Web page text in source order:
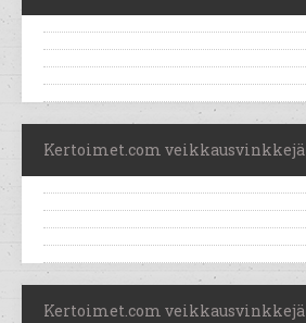
Kertoimet.com veikkausvinkkejä
Kertoimet.com veikkausvinkkejä